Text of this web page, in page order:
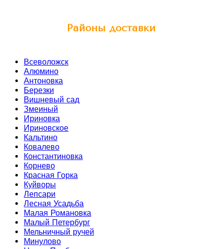
Районы доставки
Всеволожск
Алюмино
Антоновка
Березки
Вишневый сад
Змеиный
Ириновка
Ириновское
Кальтино
Ковалево
Константиновка
Корнево
Красная Горка
Куйворы
Лепсари
Лесная Усадьба
Малая Романовка
Малый Петербург
Мельничный ручей
Минулово